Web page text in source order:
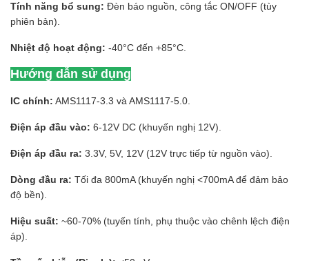
Tính năng bổ sung: Đèn báo nguồn, công tắc ON/OFF (tùy
phiên bản).
Nhiệt độ hoạt động: -40°C đến +85°C.
Hướng dẫn sử dụng
IC chính: AMS1117-3.3 và AMS1117-5.0.
Điện áp đầu vào: 6-12V DC (khuyến nghị 12V).
Điện áp đầu ra: 3.3V, 5V, 12V (12V trực tiếp từ nguồn vào).
Dòng đầu ra: Tối đa 800mA (khuyến nghị <700mA để đảm bảo
độ bền).
Hiệu suất: ~60-70% (tuyến tính, phụ thuộc vào chênh lệch điện
áp).